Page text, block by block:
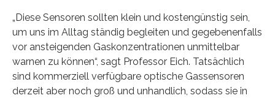
„Diese Sensoren sollten klein und kostengünstig sein,
um uns im Alltag ständig begleiten und gegebenenfalls
vor ansteigenden Gaskonzentrationen unmittelbar
warnen zu können“, sagt Professor Eich. Tatsächlich
sind kommerziell verfügbare optische Gassensoren
derzeit aber noch groß und unhandlich, sodass sie in